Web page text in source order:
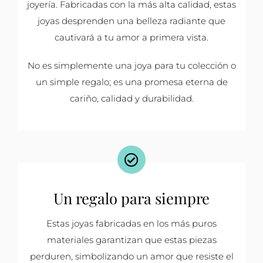
joyería. Fabricadas con la más alta calidad, estas
joyas desprenden una belleza radiante que
cautivará a tu amor a primera vista.
No es simplemente una joya para tu colección o
un simple regalo; es una promesa eterna de
cariño, calidad y durabilidad.
Un regalo para siempre
Estas joyas fabricadas en los más puros
materiales garantizan que estas piezas
perduren, simbolizando un amor que resiste el